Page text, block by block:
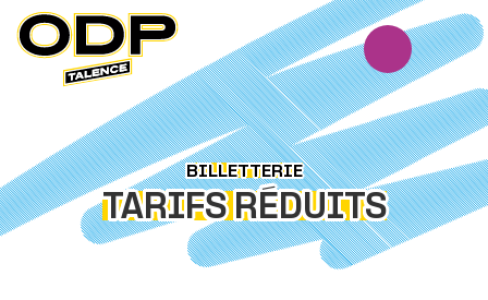
BILLETTERIE
TARIFS RÉDUITS
Panneau de gestion des cookies